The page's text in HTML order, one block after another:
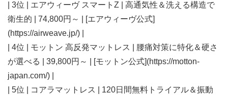
| 3位 | エアウィーヴ スマートZ | 高通気性＆洗える構造で
衛生的 | 74,800円～ | [エアウィーヴ公式]
(https://airweave.jp/) |
| 4位 | モットン 高反発マットレス | 腰痛対策に特化＆硬さ
が選べる | 39,800円～ | [モットン公式](https://motton-
japan.com/) |
| 5位 | コアラマットレス | 120日間無料トライアル＆振動